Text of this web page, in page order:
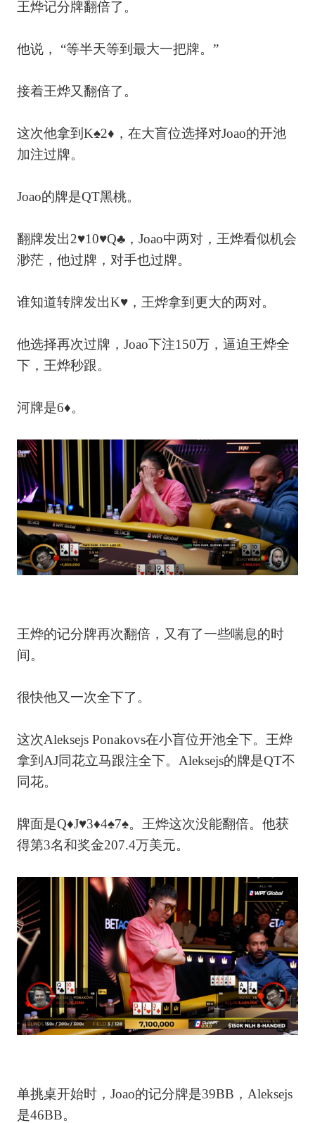
王烨记分牌翻倍了。
他说， “等半天等到最大一把牌。”
接着王烨又翻倍了。
这次他拿到K♠2♦，在大盲位选择对Joao的开池
加注过牌。
Joao的牌是QT黑桃。
翻牌发出2♥10♥Q♣，Joao中两对，王烨看似机会
渺茫，他过牌，对手也过牌。
谁知道转牌发出K♥，王烨拿到更大的两对。
他选择再次过牌，Joao下注150万，逼迫王烨全
下，王烨秒跟。
河牌是6♦。
王烨的记分牌再次翻倍，又有了一些喘息的时
间。
很快他又一次全下了。
这次Aleksejs Ponakovs在小盲位开池全下。王烨
拿到AJ同花立马跟注全下。Aleksejs的牌是QT不
同花。
牌面是Q♦J♥3♦4♠7♠。王烨这次没能翻倍。他获
得第3名和奖金207.4万美元。
单挑桌开始时，Joao的记分牌是39BB，Aleksejs
是46BB。